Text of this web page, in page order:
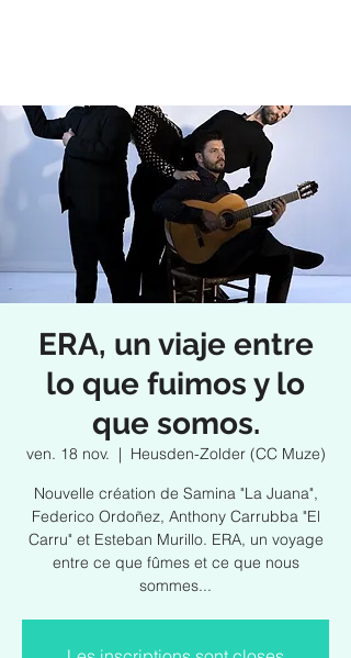
ERA, un viaje entre
lo que fuimos y lo
que somos.
ven. 18 nov.
  |
Heusden-Zolder (CC Muze)
Nouvelle création de Samina "La Juana",
Federico Ordoñez, Anthony Carrubba "El
Carru" et Esteban Murillo. ERA, un voyage
entre ce que fûmes et ce que nous
sommes...